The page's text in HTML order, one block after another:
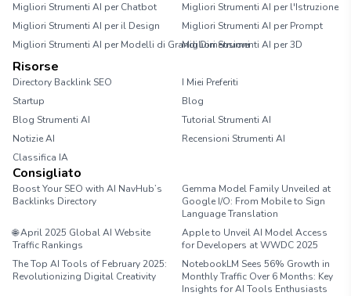
Migliori Strumenti AI per Chatbot
Migliori Strumenti AI per l'Istruzione
Migliori Strumenti AI per il Design
Migliori Strumenti AI per Prompt
Migliori Strumenti AI per Modelli di Grandi Dimensioni
Migliori Strumenti AI per 3D
Risorse
Directory Backlink SEO
I Miei Preferiti
Startup
Blog
Blog Strumenti AI
Tutorial Strumenti AI
Notizie AI
Recensioni Strumenti AI
Classifica IA
Consigliato
Boost Your SEO with AI NavHub’s
Backlinks Directory
Gemma Model Family Unveiled at
Google I/O: From Mobile to Sign
Language Translation
🌐 April 2025 Global AI Website
Traffic Rankings
Apple to Unveil AI Model Access
for Developers at WWDC 2025
The Top AI Tools of February 2025:
Revolutionizing Digital Creativity
NotebookLM Sees 56% Growth in
Monthly Traffic Over 6 Months: Key
Insights for AI Tools Enthusiasts